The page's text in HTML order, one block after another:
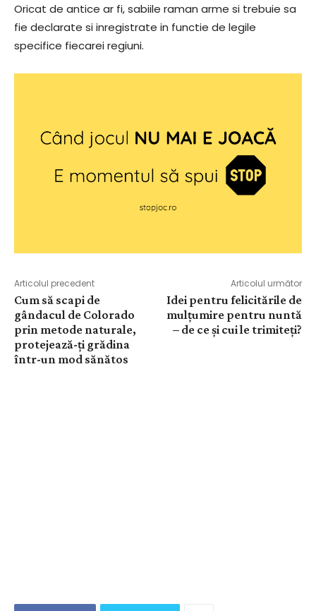
Oricat de antice ar fi, sabiile raman arme si trebuie sa
fie declarate si inregistrate in functie de legile
specifice fiecarei regiuni.
Articolul precedent
Cum să scapi de
gândacul de Colorado
prin metode naturale,
protejează-ți grădina
într-un mod sănătos
Articolul următor
Idei pentru felicitările de
mulțumire pentru nuntă
– de ce și cui le trimiteți?